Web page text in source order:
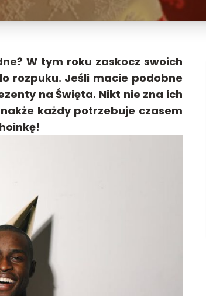
W tym roku zaskocz swoich
rozpuku. Jeśli macie podobne
na Święta. Nikt nie zna ich
każdy potrzebuje czasem